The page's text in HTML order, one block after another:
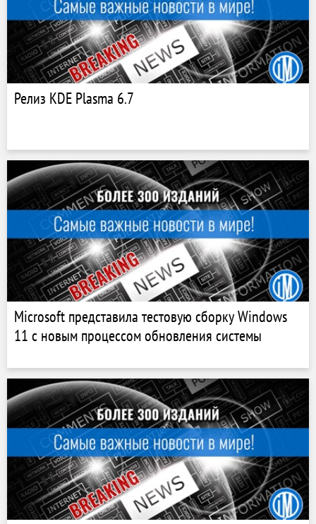
Релиз KDE Plasma 6.7
Microsoft представила тестовую сборку Windows
11 с новым процессом обновления системы